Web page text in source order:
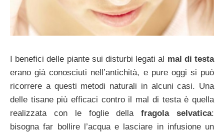
I benefici delle piante sui disturbi legati al mal di testa
erano già conosciuti nell’antichità, e pure oggi si può
ricorrere a questi metodi naturali in alcuni casi. Una
delle tisane più efficaci contro il mal di testa è quella
realizzata con le foglie dellafragola selvatica:
bisogna far bollire l’acqua e lasciare in infusione un